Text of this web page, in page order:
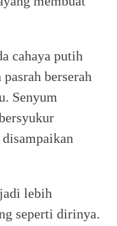
cahaya putih
berserah
Senyum
lebih
seperti dirinya.